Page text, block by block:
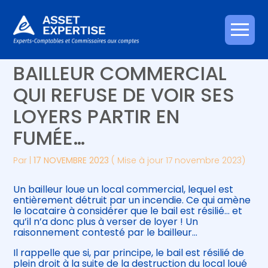
Aller
au
Créer et reprendre une activité
Gérer votre quotidien
Piloter votre entreprise
Développer votre entreprise
Construire votre patrimoine
Être prêt pour la facturation
électronique
Piloter votre gestion
Suivre votre comptabilité
Gérer vos ressources humaines
C’EST L’HISTOIRE D’UN
BAILLEUR COMMERCIAL
QUI REFUSE DE VOIR SES
LOYERS PARTIR EN
FUMÉE…
Par |17 NOVEMBRE 2023 ( Mise à jour 17 novembre 2023)
Un bailleur loue un local commercial, lequel est
entièrement détruit par un incendie. Ce qui amène
le locataire à considérer que le bail est résilié… et
qu’il n’a donc plus à verser de loyer ! Un
raisonnement contesté par le bailleur…
Il rappelle que si, par principe, le bail est résilié de
plein droit à la suite de la destruction du local loué